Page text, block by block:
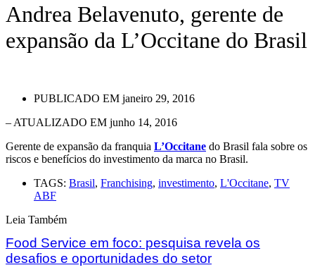
Andrea Belavenuto, gerente de
expansão da L’Occitane do Brasil
PUBLICADO EM janeiro 29, 2016
– ATUALIZADO EM junho 14, 2016
Gerente de expansão da franquia L’Occitane do Brasil fala sobre os
riscos e benefícios do investimento da marca no Brasil.
TAGS: Brasil, Franchising, investimento, L'Occitane, TV
ABF
Leia Também
Food Service em foco: pesquisa revela os
desafios e oportunidades do setor